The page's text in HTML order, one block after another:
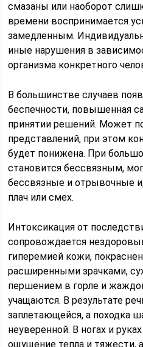
смазаны или наоборот
времени воспринимается
замедленным.
иные нарушения в
организма конкретного
В большинстве случаев
беспечности, повышенная
принятии решений. Может
представлений, при этом
будет понижена. При
становится бессвязным,
бессвязные и отрывочные
плач или смех.
Интоксикация от
сопровождается
гиперемией кожи,
расширенными зрачками,
першением в горле и
учащаются. В результате
заплетающейся, а походка
неуверенной. В ногах и
ощущение тепла и тяжести,